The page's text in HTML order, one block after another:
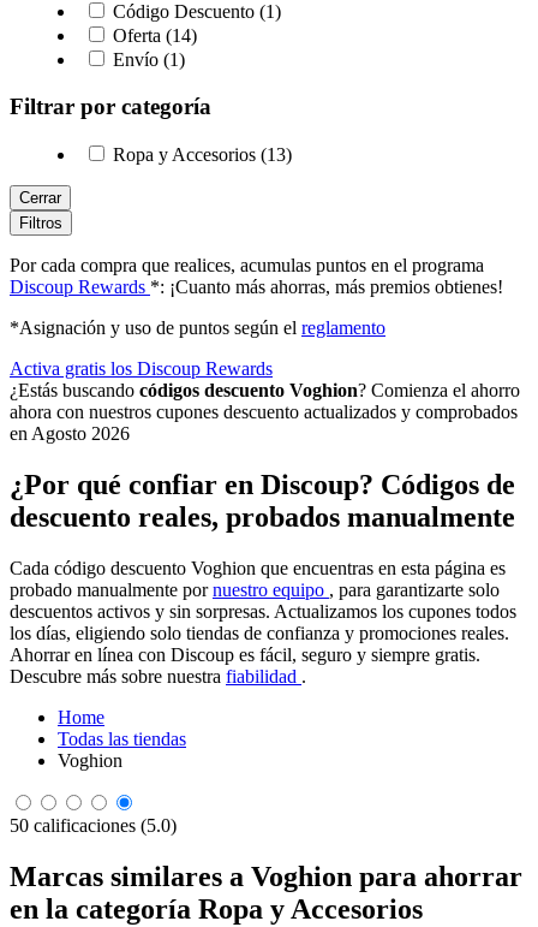
Código Descuento (1)
Oferta (14)
Envío (1)
Filtrar por categoría
Ropa y Accesorios (13)
Cerrar
Filtros
Por cada compra que realices, acumulas puntos en el programa
Discoup Rewards *: ¡Cuanto más ahorras, más premios obtienes!
*Asignación y uso de puntos según el reglamento
Activa gratis los Discoup Rewards
¿Estás buscando códigos descuento Voghion? Comienza el ahorro
ahora con nuestros cupones descuento actualizados y comprobados
en Agosto 2026
¿Por qué confiar en Discoup? Códigos de
descuento reales, probados manualmente
Cada código descuento Voghion que encuentras en esta página es
probado manualmente pornuestro equipo , para garantizarte solo
descuentos activos y sin sorpresas. Actualizamos los cupones todos
los días, eligiendo solo tiendas de confianza y promociones reales.
Ahorrar en línea con Discoup es fácil, seguro y siempre gratis.
Descubre más sobre nuestra fiabilidad .
Home
Todas las tiendas
Voghion
50 calificaciones (5.0)
Marcas similares a Voghion para ahorrar
en la categoría Ropa y Accesorios